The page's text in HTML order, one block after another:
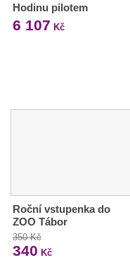
Hodinu pilotem
6 107 Kč
Roční vstupenka do
ZOO Tábor
350 Kč
340 Kč